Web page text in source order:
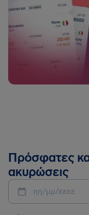
Πρόσφατες
ακυρώσεις
ηη/μμ/εεεε